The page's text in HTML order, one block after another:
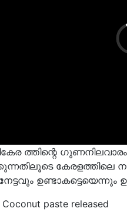
ത്തിന്റെ
കേരളത്തിലെ
ഉണ്ടാകട്ടെയെന്നും
Coconut paste released